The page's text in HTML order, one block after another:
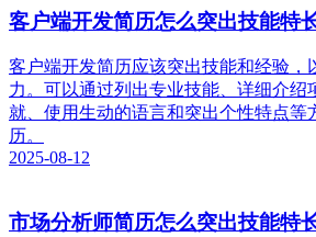
客户端开发简历怎么突出技能特
客户端开发简历应该突出技能和经验，
力。可以通过列出专业技能、详细介绍
就、使用生动的语言和突出个性特点等
历。
2025-08-12
市场分析师简历怎么突出技能特